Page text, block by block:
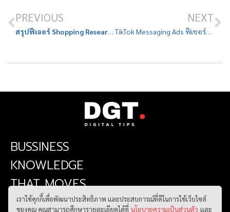
PREVIOUS
สรุปฟีเจอร์ Shopping Research จาก ChatGPT ผู้ช่วย AI Personal Shopper สุดล้ำ
NEXT
TikTok Messaging Ads ฟีเชอร์ช่วยปิดจบการขาย เคล็ดลับขายดีที่คนส่วนใหญ่มองข้าม
BUSSINESS
KNOWLEDGE
THAT MOVES
เราใช้คุกกี้เพื่อพัฒนาประสิทธิภาพ และประสบการณ์ที่ดีในการใช้เว็บไซต์
ของคุณ คุณสามารถศึกษารายละเอียดได้ที่ นโยบายความเป็นส่วนตัว และ